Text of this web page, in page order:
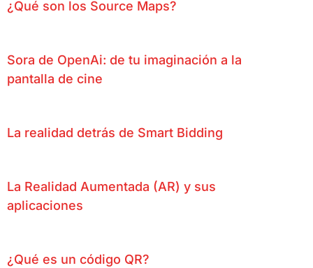
¿Qué son los Source Maps?
Sora de OpenAi: de tu imaginación a la
pantalla de cine
La realidad detrás de Smart Bidding
La Realidad Aumentada (AR) y sus
aplicaciones
¿Qué es un código QR?